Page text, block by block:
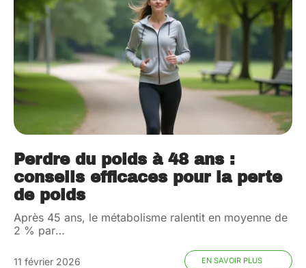
Perdre du poids à 48 ans :
conseils efficaces pour la perte
de poids
Après 45 ans, le métabolisme ralentit en moyenne de
2 % par…
11 février 2026 EN SAVOIR PLUS